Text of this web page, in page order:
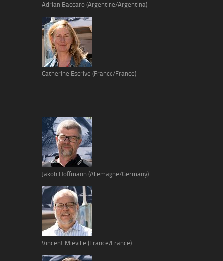
Adrian Baccaro (Argentine/Argentina)
Catherine Escrive (France/France)
Jakob Hoffmann (Allemagne/Germany)
Vincent Miéville (France/France)